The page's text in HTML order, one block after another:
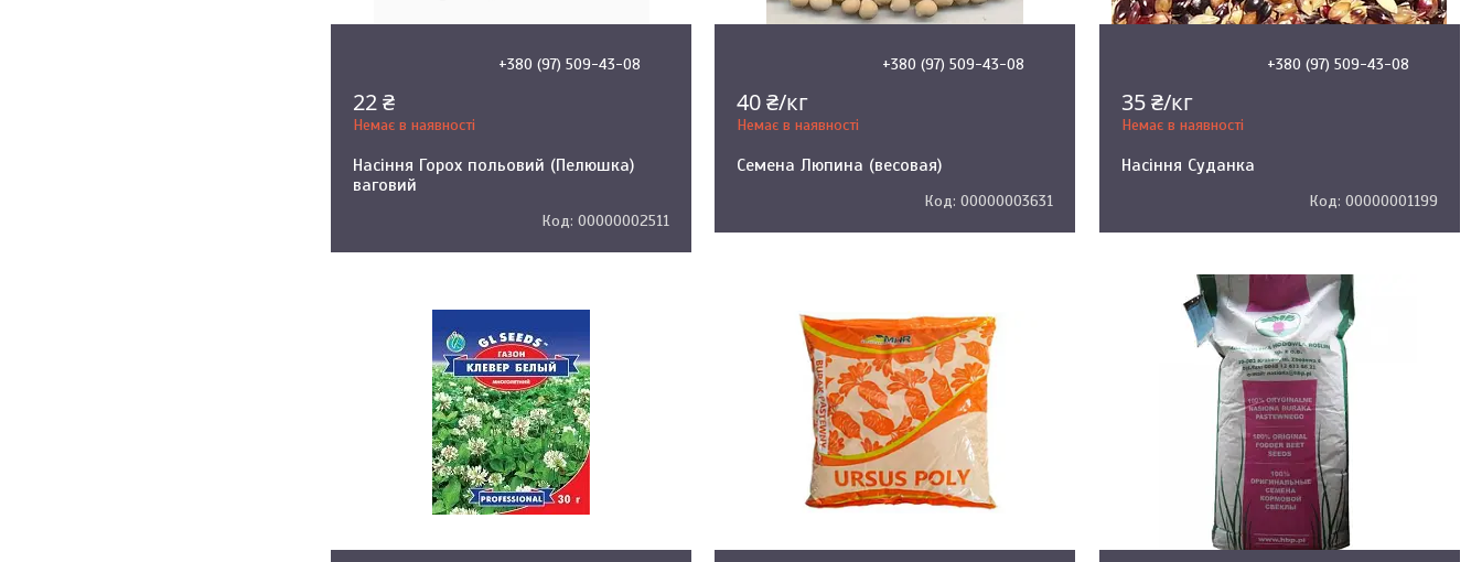
+380 (97) 509-43-08
22 ₴
Немає в наявності
Насіння Горох польовий (Пелюшка)
ваговий
00000002511
+380 (97) 509-43-08
40 ₴/кг
Немає в наявності
Семена Люпина (весовая)
00000003631
+380 (97) 509-43-08
35 ₴/кг
Немає в наявності
Насіння Суданка
00000001199